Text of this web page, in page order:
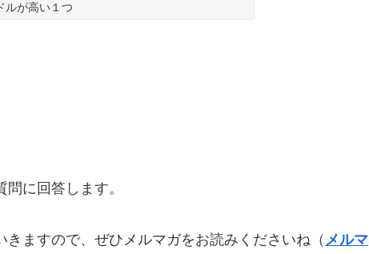
ルが高い１つ
に回答します。
ますので、ぜひメルマガをお読みくださいね（ メルマ